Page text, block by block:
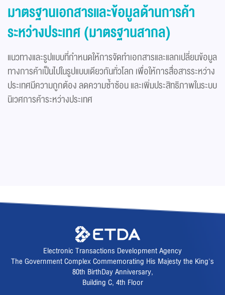
มาตรฐานเอกสารและข้อมูลด้านการค้า
ระหว่างประเทศ (มาตรฐานสากล)
แนวทางและรูปแบบที่กำหนดให้การจัดทำเอกสารและแลกเปลี่ยนข้อมูล
ทางการค้าเป็นไปในรูปแบบเดียวกันทั่วโลก เพื่อให้การสื่อสารระหว่าง
ประเทศมีความถูกต้อง ลดความซ้ำซ้อน และเพิ่มประสิทธิภาพในระบบ
นิเวศการค้าระหว่างประเทศ
Electronic Transactions Development Agency
The Government Complex Commemorating His Majesty the King's
80th BirthDay Anniversary,
Building C, 4th Floor